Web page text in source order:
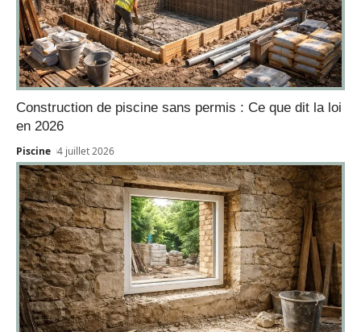
Construction de piscine sans permis : Ce que dit la loi
en 2026
Piscine 4 juillet 2026